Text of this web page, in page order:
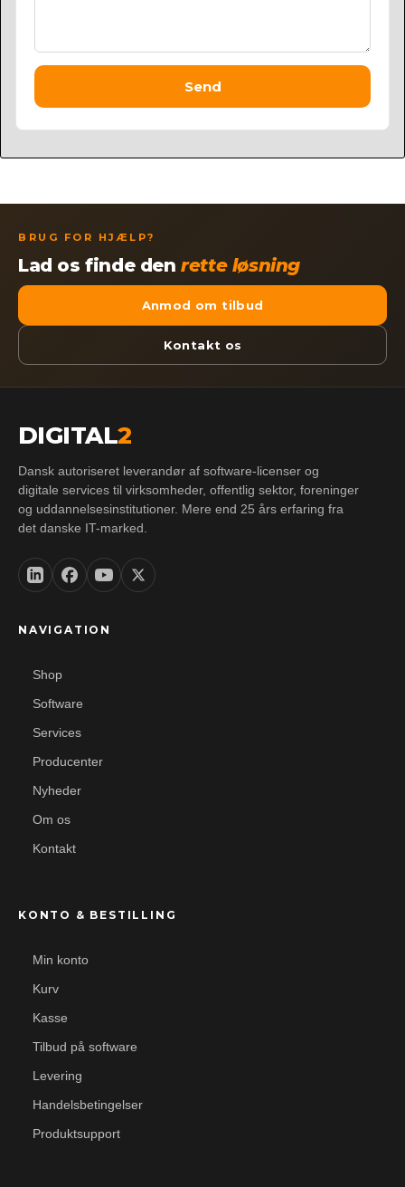
Send
BRUG FOR HJÆLP?
Lad os finde denrette løsning
Anmod om tilbud
Kontakt os
DIGITAL2
Dansk autoriseret leverandør af software-licenser og
digitale services til virksomheder, offentlig sektor, foreninger
og uddannelsesinstitutioner. Mere end 25 års erfaring fra
det danske IT-marked.
NAVIGATION
Shop
Software
Services
Producenter
Nyheder
Om os
Kontakt
KONTO & BESTILLING
Min konto
Kurv
Kasse
Tilbud på software
Levering
Handelsbetingelser
Produktsupport